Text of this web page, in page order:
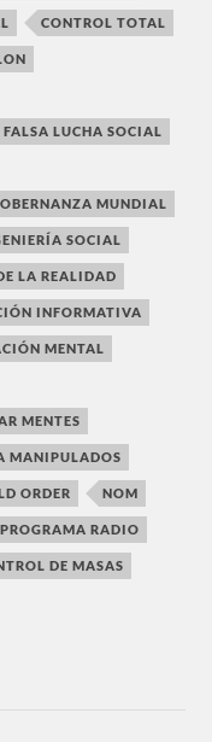
CONTROL TOTAL
FALSA LUCHA SOCIAL
MUNDIAL
SOCIAL
LA REALIDAD
INFORMATIVA
MENTAL
MENTES
MANIPULADOS
ORDER NOM
PROGRAMA RADIO
DE MASAS